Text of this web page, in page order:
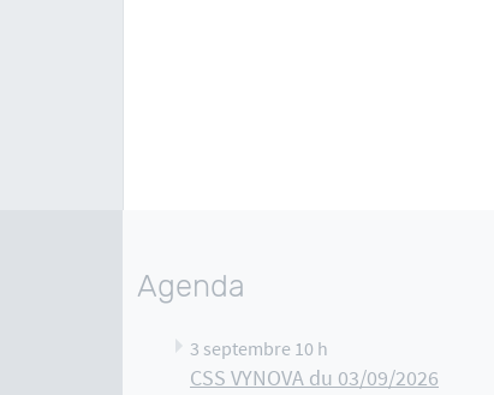
Agenda
3 septembre 10 h
CSS VYNOVA du 03/09/2026